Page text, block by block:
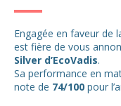
Engagée en faveur de
est fière de vous
Silver d’EcoVadis.
Sa performance en
note de 74/100 pour